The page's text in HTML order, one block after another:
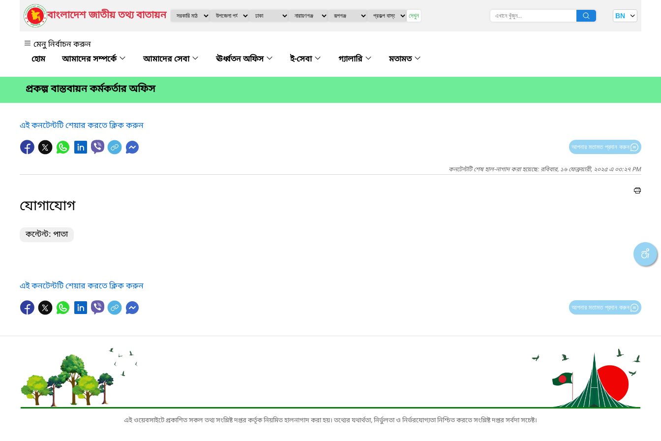
বাংলাদেশ জাতীয় তথ্য বাতায়ন দেখুন BN
মেনু নির্বাচন করুন
আমাদের সম্পর্কে
আমাদের সেবা ঊর্ধ্বতন অফিস ই-সেবা গ্যালারি মতামত
প্রকল্প বাস্তবায়ন কর্মকর্তার অফিস
এই কনটেন্টটি শেয়ার করতে ক্লিক করুন
আপনার মতামত প্রদান করুন
কনটেন্টটি শেষ হাল-নাগাদ করা হয়েছে: রবিবার, ১৬ ফেব্রুয়ারী, ২০২৫ এ ০৩:২৭ PM
যোগাযোগ
কন্টেন্ট: পাতা
এই কনটেন্টটি শেয়ার করতে ক্লিক করুন
আপনার মতামত প্রদান করুন
এই ওয়েবসাইটে প্রকাশিত সকল তথ্য সংশ্লিষ্ট দপ্তর কর্তৃক নিয়মিত হালনাগাদ করা হয়। তথ্যের যথার্থতা, নির্ভুলতা ও নির্ভরযোগ্যতা নিশ্চিত করতে সংশ্লিষ্ট দপ্তর সর্বদা সচেষ্ট।